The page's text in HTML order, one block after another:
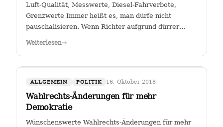
Luft-Qualität, Messwerte, Diesel-Fahrverbote,
Grenzwerte Immer heißt es, man dürfe nicht
pauschalisieren. Wenn Richter aufgrund dürrer
Weiterlesen→
ALLGEMEIN POLITIK 16. Oktober 2018
Wahlrechts-Änderungen für mehr
Demokratie
Wünschenswerte Wahlrechts-Änderungen für mehr